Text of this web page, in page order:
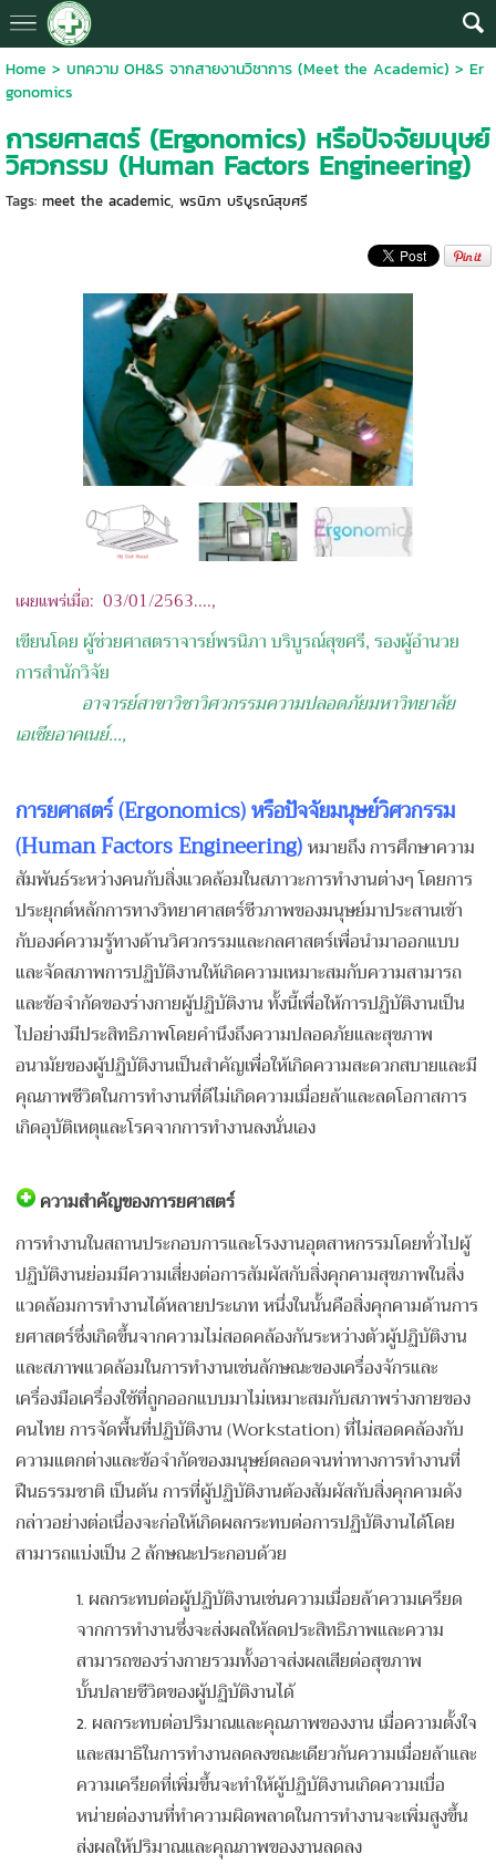
Home > บทความ OH&S จากสายงานวิชาการ (Meet the Academic) > Er
gonomics
การยศาสตร์ (Ergonomics) หรือปัจจัยมนุษย์
วิศวกรรม (Human Factors Engineering)
Tags: meet the academic, พรนิภา บริบูรณ์สุขศรี
เผยแพร่เมื่อ: 03/01/2563....,
เขียนโดย ผู้ช่วยศาสตราจารย์พรนิภา บริบูรณ์สุขศรี, รองผู้อำนวย
การสำนักวิจัย
อาจารย์สาขาวิชาวิศวกรรมความปลอดภัยมหาวิทยาลัย
เอเชียอาคเนย์...,
การยศาสตร์ (Ergonomics) หรือปัจจัยมนุษย์วิศวกรรม
(Human Factors Engineering)หมายถึง การศึกษาความ
สัมพันธ์ระหว่างคนกับสิ่งแวดล้อมในสภาวะการทำงานต่างๆ โดยการ
ประยุกต์หลักการทางวิทยาศาสตร์ชีวภาพของมนุษย์มาประสานเข้า
กับองค์ความรู้ทางด้านวิศวกรรมและกลศาสตร์เพื่อนำมาออกแบบ
และจัดสภาพการปฏิบัติงานให้เกิดความเหมาะสมกับความสามารถ
และข้อจำกัดของร่างกายผู้ปฏิบัติงาน ทั้งนี้เพื่อให้การปฏิบัติงานเป็น
ไปอย่างมีประสิทธิภาพโดยคำนึงถึงความปลอดภัยและสุขภาพ
อนามัยของผู้ปฏิบัติงานเป็นสำคัญเพื่อให้เกิดความสะดวกสบายและมี
คุณภาพชีวิตในการทำงานที่ดีไม่เกิดความเมื่อยล้าและลดโอกาสการ
เกิดอุบัติเหตุและโรคจากการทำงานลงนั่นเอง
ความสำคัญของการยศาสตร์
การทำงานในสถานประกอบการและโรงงานอุตสาหกรรมโดยทั่วไปผู้
ปฏิบัติงานย่อมมีความเสี่ยงต่อการสัมผัสกับสิ่งคุกคามสุขภาพในสิ่ง
แวดล้อมการทำงานได้หลายประเภท หนึ่งในนั้นคือสิ่งคุกคามด้านการ
ยศาสตร์ซึ่งเกิดขึ้นจากความไม่สอดคล้องกันระหว่างตัวผู้ปฏิบัติงาน
และสภาพแวดล้อมในการทำงานเช่นลักษณะของเครื่องจักรและ
เครื่องมือเครื่องใช้ที่ถูกออกแบบมาไม่เหมาะสมกับสภาพร่างกายของ
คนไทย การจัดพื้นที่ปฏิบัติงาน (Workstation) ที่ไม่สอดคล้องกับ
ความแตกต่างและข้อจำกัดของมนุษย์ตลอดจนท่าทางการทำงานที่
ฝืนธรรมชาติ เป็นต้น การที่ผู้ปฏิบัติงานต้องสัมผัสกับสิ่งคุกคามดัง
กล่าวอย่างต่อเนื่องจะก่อให้เกิดผลกระทบต่อการปฏิบัติงานได้โดย
สามารถแบ่งเป็น 2 ลักษณะประกอบด้วย
ผลกระทบต่อผู้ปฏิบัติงานเช่นความเมื่อยล้าความเครียด
จากการทำงานซึ่งจะส่งผลให้ลดประสิทธิภาพและความ
สามารถของร่างกายรวมทั้งอาจส่งผลเสียต่อสุขภาพ
บั้นปลายชีวิตของผู้ปฏิบัติงานได้
ผลกระทบต่อปริมาณและคุณภาพของงาน เมื่อความตั้งใจ
และสมาธิในการทำงานลดลงขณะเดียวกันความเมื่อยล้าและ
ความเครียดที่เพิ่มขึ้นจะทำให้ผู้ปฏิบัติงานเกิดความเบื่อ
หน่ายต่องานที่ทำความผิดพลาดในการทำงานจะเพิ่มสูงขึ้น
ส่งผลให้ปริมาณและคุณภาพของงานลดลง